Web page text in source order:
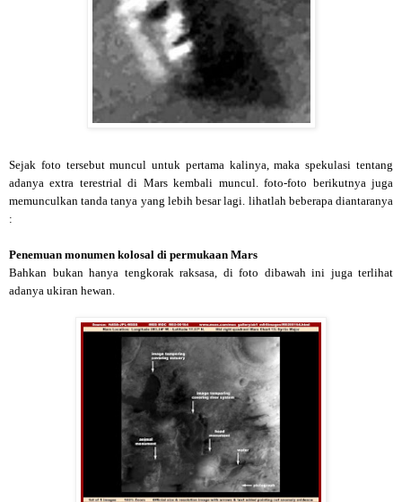
Sejak foto tersebut muncul untuk pertama kalinya, maka spekulasi tentang
adanya extra terestrial di Mars kembali muncul. foto-foto berikutnya juga
memunculkan tanda tanya yang lebih besar lagi. lihatlah beberapa diantaranya
:
Penemuan monumen kolosal di permukaan Mars
Bahkan bukan hanya tengkorak raksasa, di foto dibawah ini juga terlihat
adanya ukiran hewan.